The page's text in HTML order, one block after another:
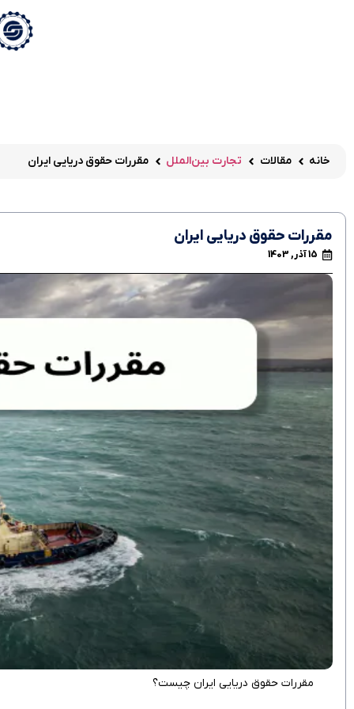
خانه مقالات تجارت بین‌الملل مقررات حقوق دریایی ایران
مقررات حقوق دریایی ایران
15 آذر, 1403
مقررات حقوق دریایی ایران چیست؟